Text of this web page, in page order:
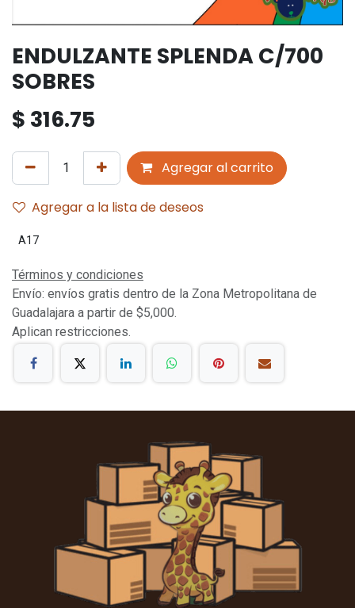
ENDULZANTE SPLENDA C/700
SOBRES
$ 316.75
Agregar al carrito
Agregar a la lista de deseos
A17
Términos y condiciones
Envío: envíos gratis dentro de la Zona Metropolitana de
Guadalajara a partir de $5,000.
Aplican restricciones.